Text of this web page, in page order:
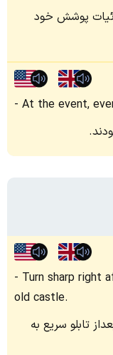
پوشش خود
At the event,
Turn sharp right
old castle.
تابلو سریع به